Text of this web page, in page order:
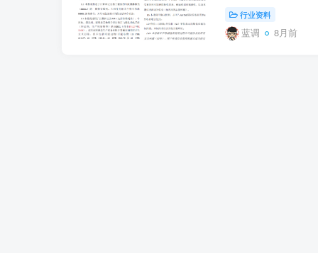
行业资料
蓝调 8月前